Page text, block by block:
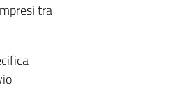
tra